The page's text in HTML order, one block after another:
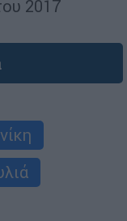
2017